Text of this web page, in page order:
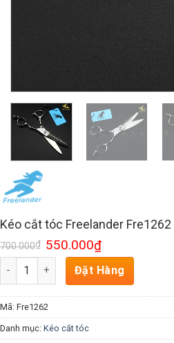
Kéo cắt tóc Freelander Fre1262
700.000₫ 550.000₫
Số lượng Đặt Hàng
Mã: Fre1262
Danh mục: Kéo cắt tóc